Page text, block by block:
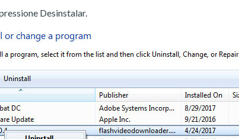
Desinstalar.